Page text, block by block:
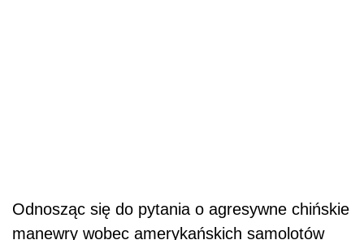
Odnosząc się do pytania o agresywne chińskie
manewry wobec amerykańskich samolotów